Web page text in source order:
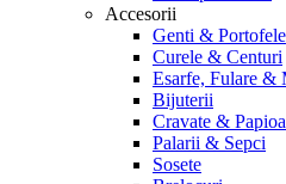
Accesorii
Genti & Portofele
Curele & Centuri
Esarfe, Fulare &
Bijuterii
Cravate &
Palarii & Sepci
Sosete